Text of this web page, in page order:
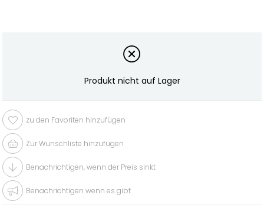
Produkt nicht auf Lager
zu den Favoriten hinzufügen
Zur Wunschliste hinzufügen
Benachrichtigen, wenn der Preis sinkt
Benachrichtigen wenn es gibt